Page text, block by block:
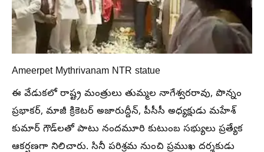
Ameerpet Mythrivanam NTR statue
ఈ వేడుకలో రాష్ట్ర మంత్రులు తుమ్మల నాగేశ్వరరావు, పొన్నం
ప్రభాకర్, మాజీ క్రికెటర్ అజారుద్దీన్, పీసీసీ అధ్యక్షుడు మహేశ్
కుమార్ గౌడ్‌లతో పాటు నందమూరి కుటుంబ సభ్యులు ప్రత్యేక
ఆకర్షణగా నిలిచారు. సినీ పరిశ్రమ నుంచి ప్రముఖ దర్శకుడు